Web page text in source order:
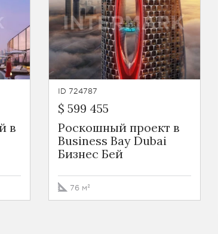
в
ID 724787
$ 599 455
Роскошный проект в
Business Bay Dubai
Бизнес Бей
76 м²